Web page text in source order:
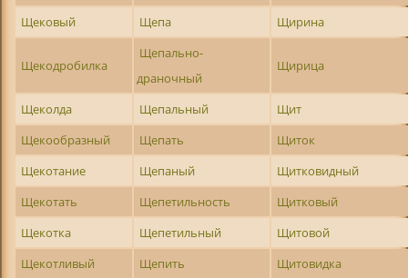
Щековый
Щепа Щирина
Щекодробилка
Щепально-
драночный
Щирица
Щеколда Щепальный
Щит
Щекообразный
Щепать
Щиток
Щекотание
Щепаный
Щитковидный
Щекотать
Щепетильность
Щитковый
Щекотка
Щепетильный
Щитовой
Щекотливый
Щепить
Щитовидка